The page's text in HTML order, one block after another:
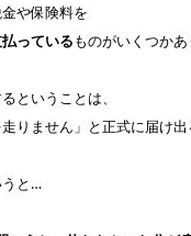
や保険料を
っているものがいくつかあ
ということは、
りません」と正式に届け出
うと…